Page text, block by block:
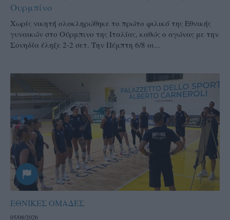
Ουρμπίνο
Χωρίς νικητή ολοκληρώθηκε το πρώτο φιλικό της Εθνικής
γυναικών στο Ούρμπινο της Ιταλίας, καθώς ο αγώνας με την
Σουηδία έληξε 2-2 σετ. Την Πέμπτη 6/8 οι...
ΕΘΝΙΚΕΣ ΟΜΑΔΕΣ
05/08/2026